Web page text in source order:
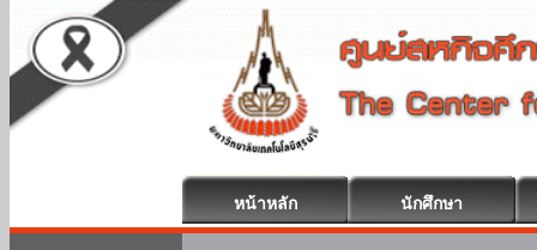
หน้าหลัก นักศึกษา